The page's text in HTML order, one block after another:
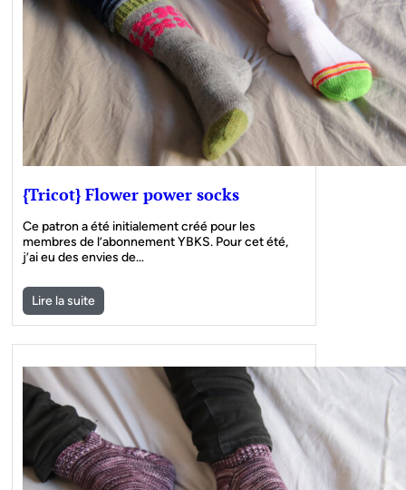
{Tricot} Flower power socks
Ce patron a été initialement créé pour les
membres de l’abonnement YBKS. Pour cet été,
j’ai eu des envies de…
Lire la suite